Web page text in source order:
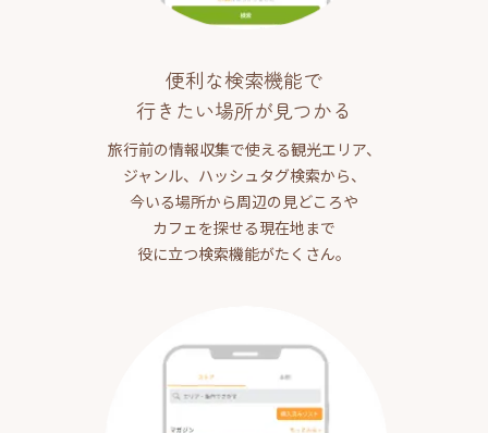
便利な検索機能で
行きたい場所が見つかる
旅行前の情報収集で使える観光エリア、
ジャンル、ハッシュタグ検索から、
今いる場所から周辺の見どころや
カフェを探せる現在地まで
役に立つ検索機能がたくさん。